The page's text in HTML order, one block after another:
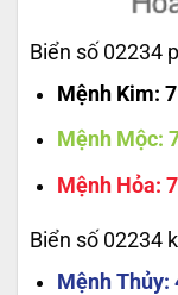
Biển số 02234
Mệnh Kim:
Mệnh Mộc:
Mệnh Hỏa:
Biển số 02234
Mệnh Thủy: